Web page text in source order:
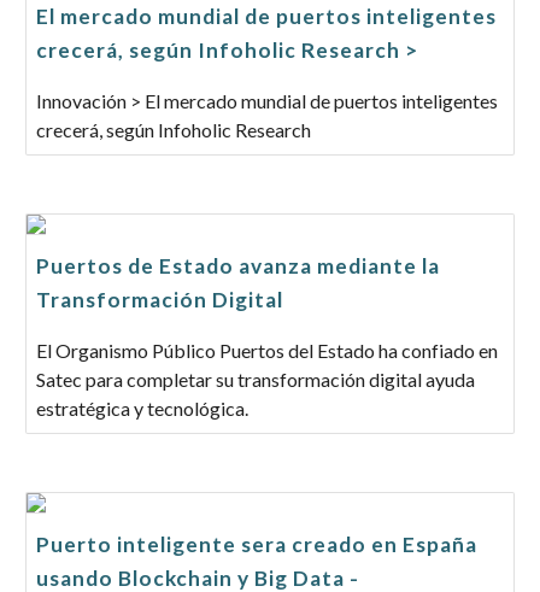
El mercado mundial de puertos inteligentes
crecerá, según Infoholic Research >
Innovación > El mercado mundial de puertos inteligentes
crecerá, según Infoholic Research
Puertos de Estado avanza mediante la
Transformación Digital
El Organismo Público Puertos del Estado ha confiado en
Satec para completar su transformación digital ayuda
estratégica y tecnológica.
Puerto inteligente sera creado en España
usando Blockchain y Big Data -